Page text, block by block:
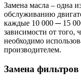
Замена масла – одна
обслуживанию
каждые 10 000 ─ 15
зависимости от того,
необходимо
производителем.
Замена фильтров